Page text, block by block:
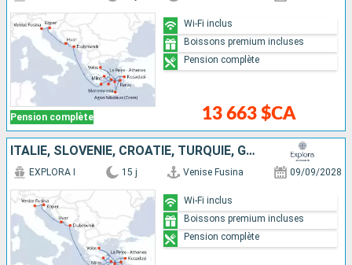
Pension complète 13 663 $CA
Wi-Fi inclus
Boissons premium incluses
Pension complète
ITALIE, SLOVÉNIE, CROATIE, TURQUIE, GRÈCE
EXPLORA I 15 j Venise Fusina 09/09/2028
Wi-Fi inclus
Boissons premium incluses
Pension complète